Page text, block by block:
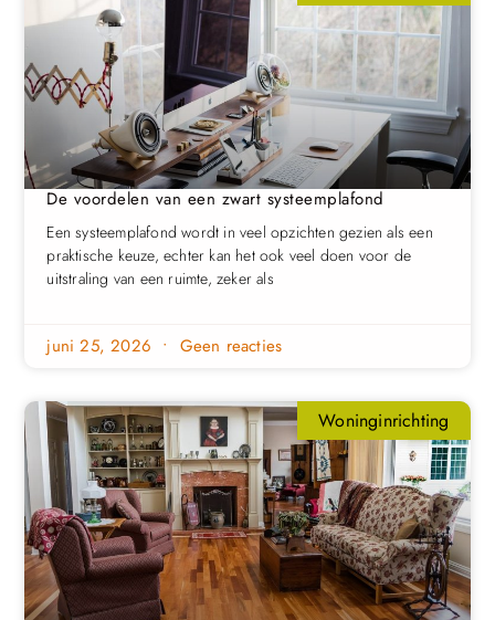
De voordelen van een zwart systeemplafond
Een systeemplafond wordt in veel opzichten gezien als een
praktische keuze, echter kan het ook veel doen voor de
uitstraling van een ruimte, zeker als
juni 25, 2026 Geen reacties
Woninginrichting